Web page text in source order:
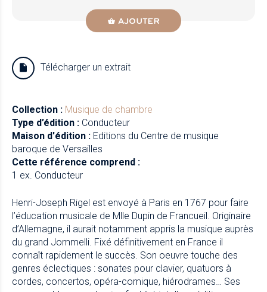
AJOUTER
Télécharger un extrait
Collection : Musique de chambre
Type d’édition : Conducteur
Maison d'édition : Editions du Centre de musique
baroque de Versailles
Cette référence comprend :
1 ex. Conducteur
Henri-Joseph Rigel est envoyé à Paris en 1767 pour faire
l’éducation musicale de Mlle Dupin de Francueil. Originaire
d’Allemagne, il aurait notamment appris la musique auprès
du grand Jommelli. Fixé définitivement en France il
connaît rapidement le succès. Son oeuvre touche des
genres éclectiques : sonates pour clavier, quatuors à
cordes, concertos, opéra-comique, hiérodrames… Ses